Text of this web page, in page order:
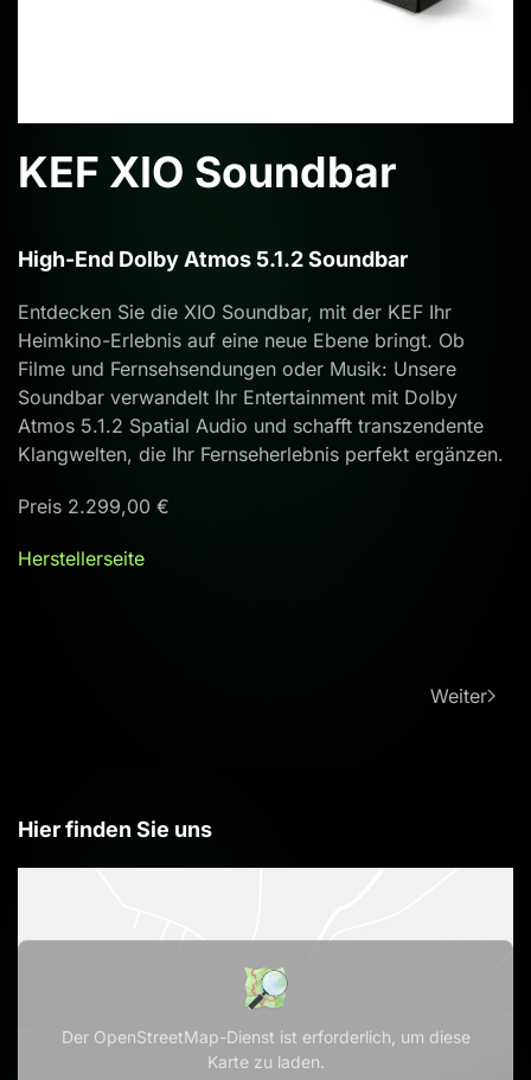
KEF XIO Soundbar
High-End Dolby Atmos 5.1.2 Soundbar
Entdecken Sie die XIO Soundbar, mit der KEF Ihr
Heimkino-Erlebnis auf eine neue Ebene bringt. Ob
Filme und Fernsehsendungen oder Musik: Unsere
Soundbar verwandelt Ihr Entertainment mit Dolby
Atmos 5.1.2 Spatial Audio und schafft transzendente
Klangwelten, die Ihr Fernseherlebnis perfekt ergänzen.
Preis 2.299,00 €
Herstellerseite
Weiter
Hier finden Sie uns
Der OpenStreetMap-Dienst ist erforderlich, um diese
Karte zu laden.